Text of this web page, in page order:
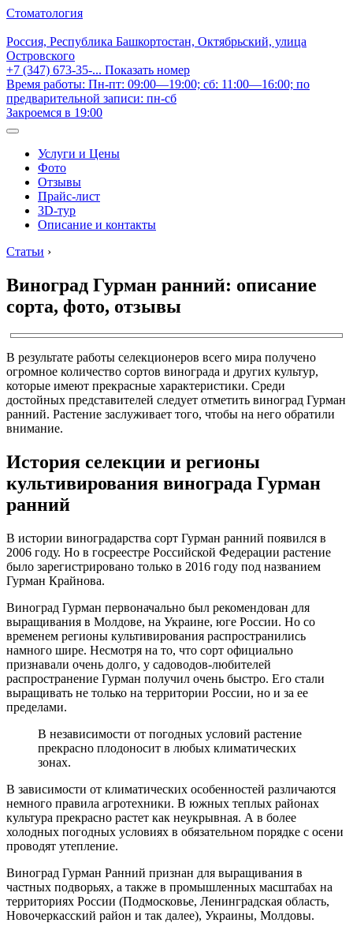
Стоматология
Россия, Республика Башкортостан, Октябрьский, улица
Островского
+7 (347) 673-35-... Показать номер
Время работы: Пн-пт: 09:00—19:00; сб: 11:00—16:00; по
предварительной записи: пн-сб
Закроемся в 19:00
Услуги и Цены
Фото
Отзывы
Прайс-лист
3D-тур
Описание и контакты
Статьи ›
Виноград Гурман ранний: описание
сорта, фото, отзывы
В результате работы селекционеров всего мира получено
огромное количество сортов винограда и других культур,
которые имеют прекрасные характеристики. Среди
достойных представителей следует отметить виноград Гурман
ранний. Растение заслуживает того, чтобы на него обратили
внимание.
История селекции и регионы
культивирования винограда Гурман
ранний
В истории виноградарства сорт Гурман ранний появился в
2006 году. Но в госреестре Российской Федерации растение
было зарегистрировано только в 2016 году под названием
Гурман Крайнова.
Виноград Гурман первоначально был рекомендован для
выращивания в Молдове, на Украине, юге России. Но со
временем регионы культивирования распространились
намного шире. Несмотря на то, что сорт официально
признавали очень долго, у садоводов-любителей
распространение Гурман получил очень быстро. Его стали
выращивать не только на территории России, но и за ее
пределами.
В независимости от погодных условий растение
прекрасно плодоносит в любых климатических
зонах.
В зависимости от климатических особенностей различаются
немного правила агротехники. В южных теплых районах
культура прекрасно растет как неукрывная. А в более
холодных погодных условиях в обязательном порядке с осени
проводят утепление.
Виноград Гурман Ранний признан для выращивания в
частных подворьях, а также в промышленных масштабах на
территориях России (Подмосковье, Ленинградская область,
Новочеркасский район и так далее), Украины, Молдовы.